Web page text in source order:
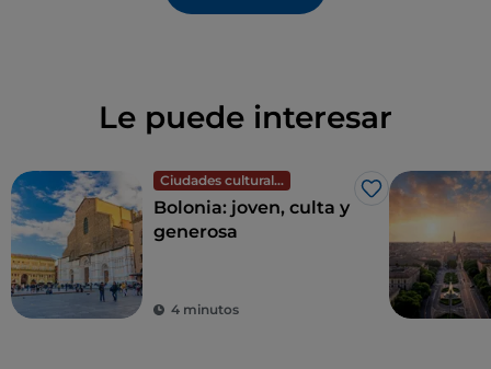
Le puede interesar
Ciudades culturales
Me gusta
Bolonia: joven, culta y
generosa
4 minutos